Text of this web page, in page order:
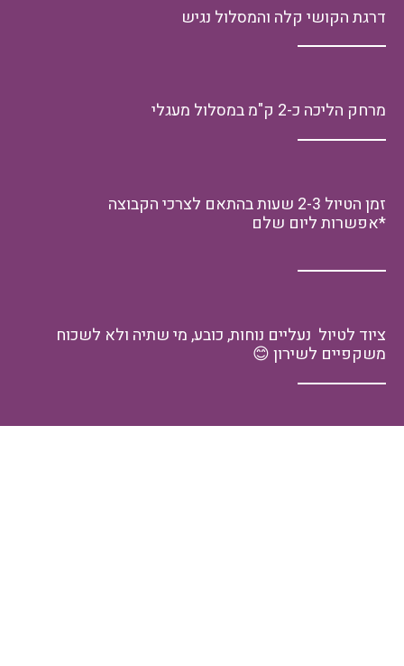
דרגת הקושי קלה והמסלול נגיש
מרחק הליכה כ-2 ק"מ במסלול מעגלי
זמן הטיול 2-3 שעות בהתאם לצרכי הקבוצה
*אפשרות ליום שלם
ציוד לטיול נעליים נוחות, כובע, מי שתיה ולא לשכוח
משקפיים לשירון😊